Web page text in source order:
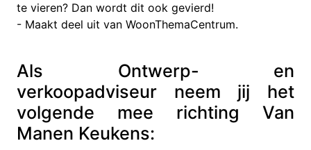
te vieren? Dan wordt dit ook gevierd!
- Maakt deel uit van WoonThemaCentrum.
Als Ontwerp- en
verkoopadviseur neem jij het
volgende mee richting Van
Manen Keukens: